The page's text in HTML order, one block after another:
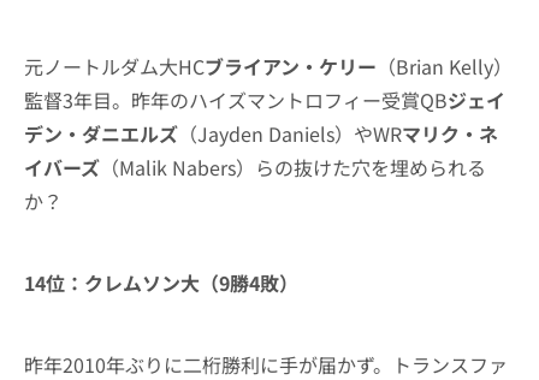
元ノートルダム大HCブライアン・ケリー （Brian Kelly）
監督3年目。昨年のハイズマントロフィー受賞QBジェイ
デン・ダニエルズ （Jayden Daniels）やWRマリク・ネ
イバーズ （Malik Nabers）らの抜けた穴を埋められる
か？
14位：クレムソン大（9勝4敗）
昨年2010年ぶりに二桁勝利に手が届かず。トランスファ